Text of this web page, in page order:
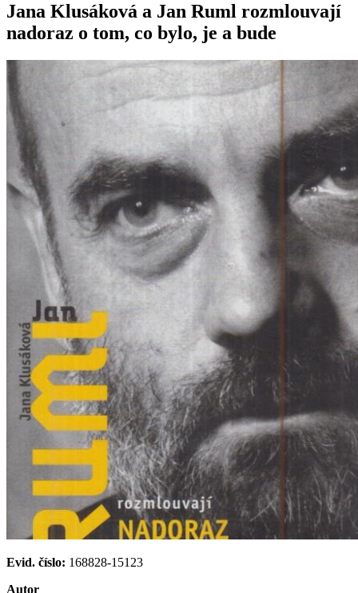
Jana Klusáková a Jan Ruml rozmlouvají
nadoraz o tom, co bylo, je a bude
Evid. číslo: 168828-15123
Autor